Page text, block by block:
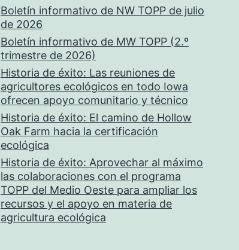
Boletín informativo de NW TOPP de julio
de 2026
Boletín informativo de MW TOPP (2.º
trimestre de 2026)
Historia de éxito: Las reuniones de
agricultores ecológicos en todo Iowa
ofrecen apoyo comunitario y técnico
Historia de éxito: El camino de Hollow
Oak Farm hacia la certificación
ecológica
Historia de éxito: Aprovechar al máximo
las colaboraciones con el programa
TOPP del Medio Oeste para ampliar los
recursos y el apoyo en materia de
agricultura ecológica